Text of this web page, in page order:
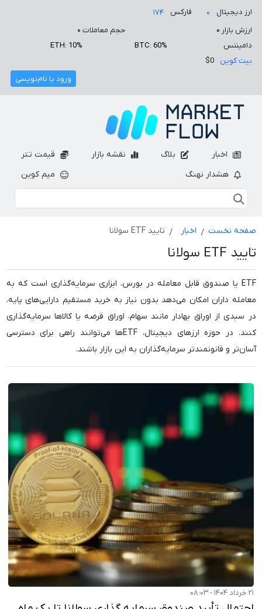
ارز دیجیتال ۰ فارکس
۱۷۴
ارزش بازار ۰ حجم معاملات ۰
دامیننس
BTC: 60%
ETH: 10%
بیت کوین
$0
ورود یا نام‌نویسی
اخبار بلاگ نقشه بازار
قیمت تتر
هشدار نهنگ
میم کوین
صفحه نخست اخبار تایید ETF سولانا
تایید ETF سولانا
ETF یا صندوق قابل معامله در بورس، ابزاری سرمایه‌گذاری است که به
معامله داران امکان می‌دهد بدون نیاز به خرید مستقیم دارایی‌های پایه،
در سبدی از اوراق بهادار مانند سهام، اوراق قرضه یا کالاها سرمایه‌گذاری
کنند. در حوزه ارزهای دیجیتال، ETFها می‌توانند راهی برای دسترسی
آسان‌تر و قانونمندتر سرمایه‌گذاران به این بازار باشند.
۲۱ خرداد ۱۴۰۴ - ۰۸:۰۳